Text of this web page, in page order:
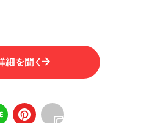
細を聞く